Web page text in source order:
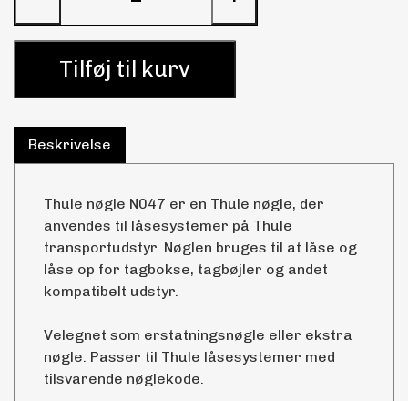
Tilføj til kurv
Beskrivelse
Thule nøgle N047 er en Thule nøgle, der
anvendes til låsesystemer på Thule
transportudstyr. Nøglen bruges til at låse og
låse op for tagbokse, tagbøjler og andet
kompatibelt udstyr.
Velegnet som erstatningsnøgle eller ekstra
nøgle. Passer til Thule låsesystemer med
tilsvarende nøglekode.